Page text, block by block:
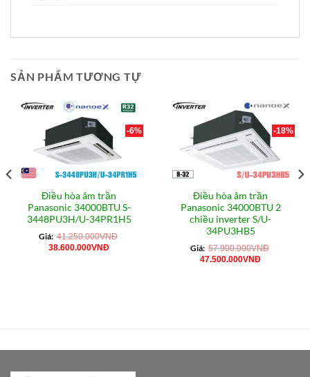
SẢN PHẨM TƯƠNG TỰ
-6%
Điều hòa âm trần
Panasonic 34000BTU S-
3448PU3H/U-34PR1H5
Giá: 41.250.000VNĐ
Giá
38.600.000VNĐGiá
-18%
Điều hòa âm trần
Panasonic 34000BTU 2
chiều inverter S/U-
34PU3HB5
Giá: 57.900.000VNĐ
Giá
47.500.000VNĐGiá